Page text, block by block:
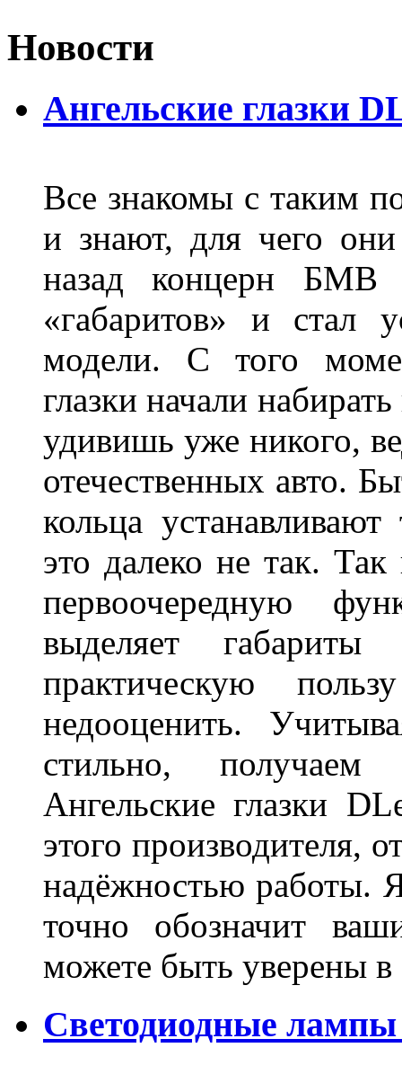
Новости
Ангельские глазки
Все знакомы с таким
и знают, для чего
назад концерн БМВ
«габаритов» и стал
модели. С того
глазки начали
удивишь уже никого,
отечественных авто.
кольца
это далеко не так. Так
первоочередную
выделяет
практическую
недооценить.
стильно,
Ангельские глазки
этого производителя,
надёжностью работы.
точно обозначит
можете быть уверены
Светодиодные